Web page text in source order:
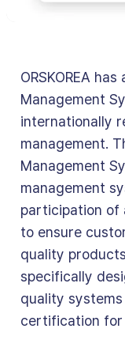
ORSKOREA
Management
internationally
management.
Management
management
participation of
to ensure
quality
specifically
quality
certification for